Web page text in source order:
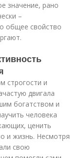
значение, рано
–
общее свойство
строгости и
двигала
богатством и
человека
ценить
и жизнь. Несмотря
свою